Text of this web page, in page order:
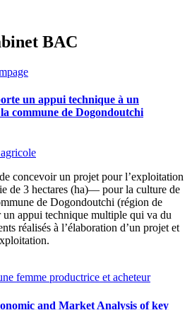
BAC
un appui technique à un
commune de Dogondoutchi
concevoir un projet pour l’exploitation
de 3 hectares (ha)— pour la culture de
de Dogondoutchi (région de
un appui technique multiple qui va du
réalisés à l’élaboration d’un projet et
and Market Analysis of key